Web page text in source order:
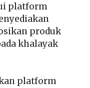
platform
produk
khalayak
platform